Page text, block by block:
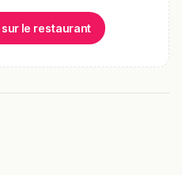
heure de pointe, ce qui
et la préparation à la
le restaurant